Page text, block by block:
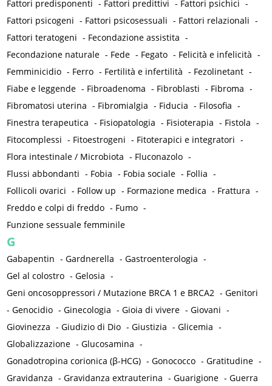
Fattori predisponenti - Fattori predittivi - Fattori psichici -
Fattori psicogeni - Fattori psicosessuali - Fattori relazionali -
Fattori teratogeni - Fecondazione assistita -
Fecondazione naturale - Fede - Fegato - Felicità e infelicità -
Femminicidio - Ferro - Fertilità e infertilità - Fezolinetant -
Fiabe e leggende - Fibroadenoma - Fibroblasti - Fibroma -
Fibromatosi uterina - Fibromialgia - Fiducia - Filosofia -
Finestra terapeutica - Fisiopatologia - Fisioterapia - Fistola -
Fitocomplessi - Fitoestrogeni - Fitoterapici e integratori -
Flora intestinale / Microbiota - Fluconazolo -
Flussi abbondanti - Fobia - Fobia sociale - Follia -
Follicoli ovarici - Follow up - Formazione medica - Frattura -
Freddo e colpi di freddo - Fumo -
Funzione sessuale femminile
G
Gabapentin -Gardnerella -Gastroenterologia -
Gel al colostro -Gelosia -
Geni oncosoppressori / Mutazione BRCA 1 e BRCA2 -Genitori
-Genocidio -Ginecologia -Gioia di vivere -Giovani -
Giovinezza -Giudizio di Dio -Giustizia -Glicemia -
Globalizzazione -Glucosamina -
Gonadotropina corionica (β-HCG) -Gonococco -Gratitudine -
Gravidanza -Gravidanza extrauterina -Guarigione -Guerra